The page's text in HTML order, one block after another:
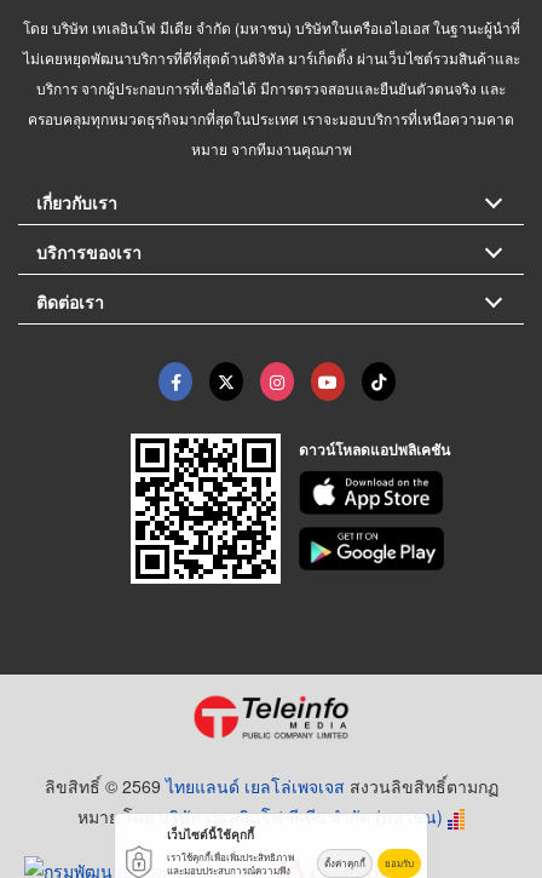
โดย บริษัท เทเลอินโฟ มีเดีย จำกัด (มหาชน) บริษัทในเครือเอไอเอส ในฐานะผู้นำที่
ไม่เคยหยุดพัฒนาบริการที่ดีที่สุดด้านดิจิทัล มาร์เก็ตติ้ง ผ่านเว็บไซต์รวมสินค้าและ
บริการ จากผู้ประกอบการที่เชื่อถือได้ มีการตรวจสอบและยืนยันตัวตนจริง และ
ครอบคลุมทุกหมวดธุรกิจมากที่สุดในประเทศ เราจะมอบบริการที่เหนือความคาด
หมาย จากทีมงานคุณภาพ
เกี่ยวกับเรา
บริการของเรา
ติดต่อเรา
ดาวน์โหลดแอปพลิเคชัน
ลิขสิทธิ์ © 2569ไทยแลนด์ เยลโล่เพจเจส สงวนลิขสิทธิ์ตามกฏ
หมาย โดยบริษัท เทเลอินโฟ มีเดีย จำกัด (มหาชน)
เว็บไซต์นี้ใช้คุกกี้
เราใช้คุกกี้เพื่อเพิ่มประสิทธิภาพ
และมอบประสบการณ์ความพึง
ตั้งค่าคุกกี้ ยอมรับ